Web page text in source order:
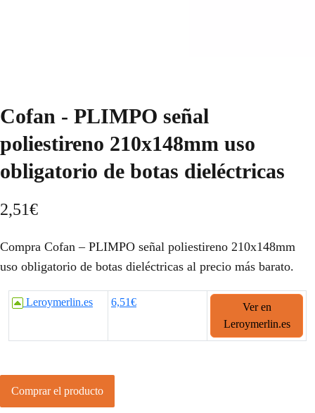
Cofan - PLIMPO señal
poliestireno 210x148mm uso
obligatorio de botas dieléctricas
2,51€
Compra Cofan – PLIMPO señal poliestireno 210x148mm
uso obligatorio de botas dieléctricas al precio más barato.
Leroymerlin.es 6,51€
Ver en
Leroymerlin.es
Comprar el producto